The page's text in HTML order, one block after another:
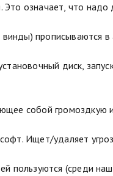
означает, что надо
прописываются
диск,
собой громоздкую
Ищет/удаляет
пользуются (среди